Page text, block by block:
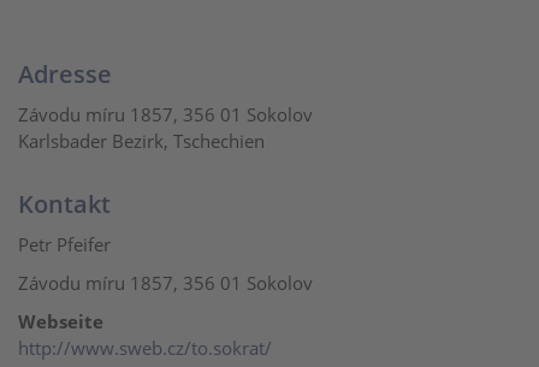
Adresse
Závodu míru 1857, 356 01 Sokolov
Karlsbader Bezirk, Tschechien
Kontakt
Petr Pfeifer
Závodu míru 1857, 356 01 Sokolov
Webseite
http://www.sweb.cz/to.sokrat/